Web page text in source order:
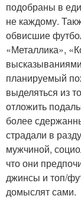
подобраны в
не каждому.
обвисшие
«Металлика»,
планируемый
выделяться из
отложить
более
страдали в
мужчиной,
что они
джинсы и топ/
домыслят сами.